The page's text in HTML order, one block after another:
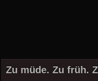
Zu müde. Zu früh.